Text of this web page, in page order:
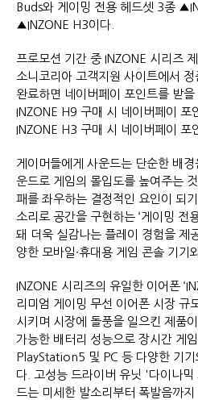
Buds와 게이밍 전용 헤드셋 3종
▲INZONE H3이다.
프로모션 기간 중 INZONE 시리즈
소니코리아 고객지원 사이트에서
완료하면 네이버페이 포인트를 받
INZONE H9 구매 시 네이버페이 포
INZONE H3 구매 시 네이버페이 포
게이머들에게 사운드는 단순한 배
운드로 게임의 몰입도를 높여주는
패를 좌우하는 결정적인 요인이 되
소리로 공간을 구현하는 ‘게이밍 전
돼 더욱 실감나는 플레이 경험을
양한 모바일∙휴대용 게임 콘솔 기기
INZONE 시리즈의 유일한 이어폰
리미엄 게이밍 무선 이어폰 시장
시키며 시장에 돌풍을 일으킨 제품
가능한 배터리 성능으로 장시간 게
PlayStation5 및 PC 등 다양한 기
다. 고성능 드라이버 유닛 '다이나믹
드는 미세한 발소리부터 폭발음까지